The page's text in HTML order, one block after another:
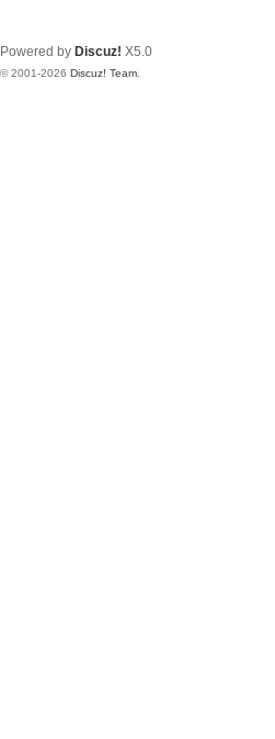
Powered by Discuz! X5.0
© 2001-2026 Discuz! Team